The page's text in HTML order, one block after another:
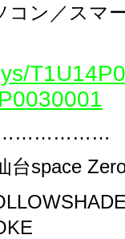
コン／スマ
台space